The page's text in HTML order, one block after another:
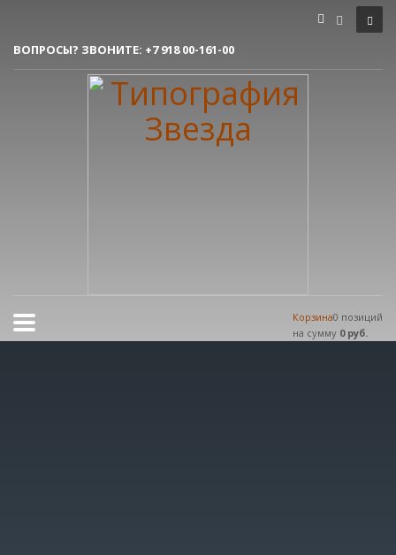
1 Вы делаете заявку.
Согласовываем макет.
Получаете готовый заказ!
ВОПРОСЫ? ЗВОНИТЕ: +7 918 00-161-00
Корзина0 позиций
на сумму 0 руб.